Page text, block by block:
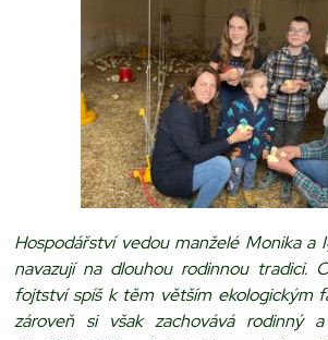
Hospodářství vedou manželé Monika a
navazují na dlouhou rodinnou tradici.
fojtství spíš k těm větším ekologickým
zároveň si však zachovává rodinný